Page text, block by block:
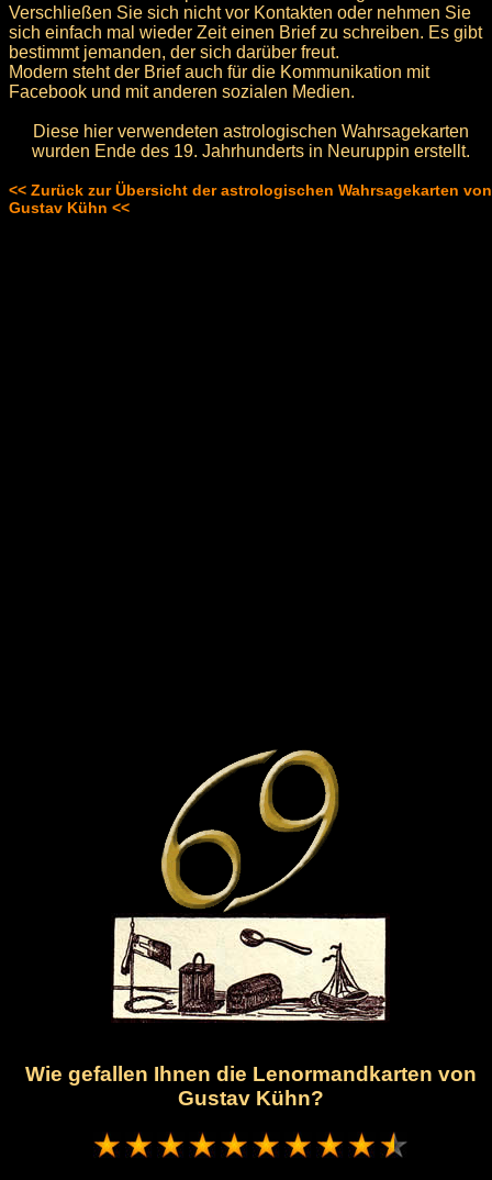
Verschließen Sie sich nicht vor Kontakten oder nehmen Sie
sich einfach mal wieder Zeit einen Brief zu schreiben. Es gibt
bestimmt jemanden, der sich darüber freut.
Modern steht der Brief auch für die Kommunikation mit
Facebook und mit anderen sozialen Medien.
Diese hier verwendeten astrologischen Wahrsagekarten
wurden Ende des 19. Jahrhunderts in Neuruppin erstellt.
<< Zurück zur Übersicht der astrologischen Wahrsagekarten von
Gustav Kühn <<
Wie gefallen Ihnen die Lenormandkarten von
Gustav Kühn?